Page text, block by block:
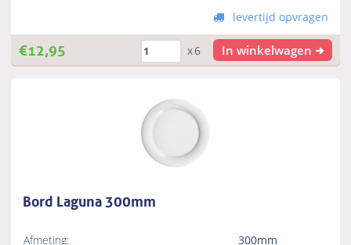
levertijd opvragen
€12,95 x6 In winkelwagen
Bord Laguna 300mm
Afmeting: 300mm